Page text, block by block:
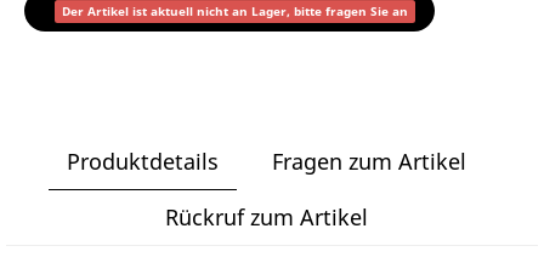
Der Artikel ist aktuell nicht an Lager, bitte fragen Sie an
Produktdetails
Fragen zum Artikel
Rückruf zum Artikel